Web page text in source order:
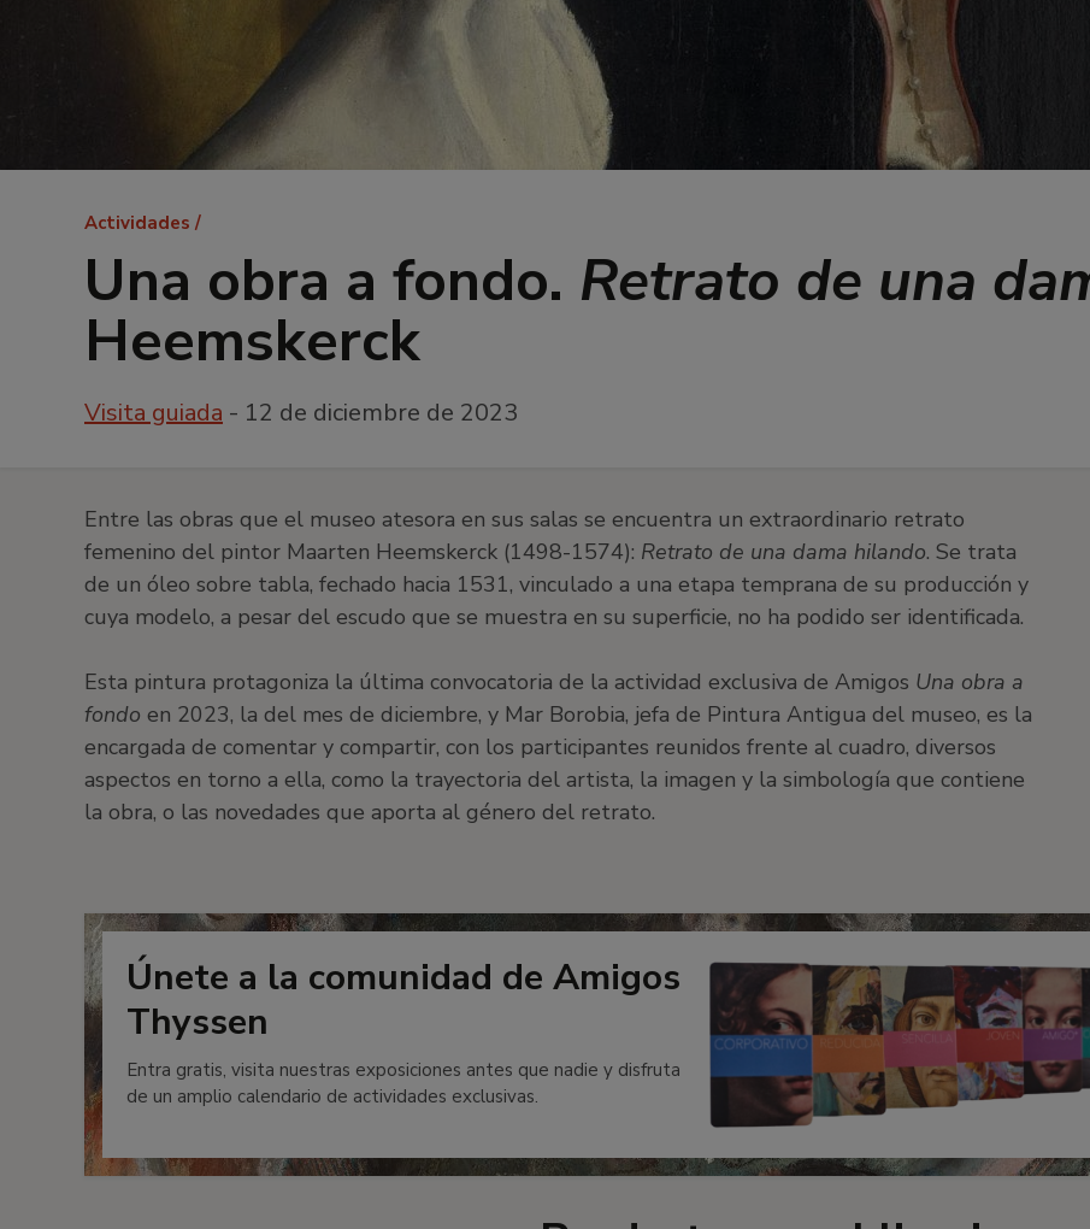
Ruta
de
navegación
Actividades
Una obra a fondo. Retrato de una
Heemskerck
Visita guiada - 12 de diciembre de 2023
Entre las obras que el museo atesora en sus salas se encuentra un extraordinario retrato
femenino del pintor Maarten Heemskerck (1498-1574): Retrato de una dama hilando. Se trata
de un óleo sobre tabla, fechado hacia 1531, vinculado a una etapa temprana de su producción y
cuya modelo, a pesar del escudo que se muestra en su superficie, no ha podido ser identificada.
Esta pintura protagoniza la última convocatoria de la actividad exclusiva de Amigos Una obra a
fondo en 2023, la del mes de diciembre, y Mar Borobia, jefa de Pintura Antigua del museo, es la
encargada de comentar y compartir, con los participantes reunidos frente al cuadro, diversos
aspectos en torno a ella, como la trayectoria del artista, la imagen y la simbología que contiene
la obra, o las novedades que aporta al género del retrato.
Únete a la comunidad de Amigos
Thyssen
Entra gratis, visita nuestras exposiciones antes que nadie y disfruta
de un amplio calendario de actividades exclusivas.